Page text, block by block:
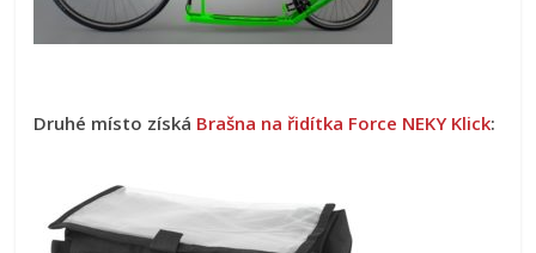
Druhé místo získá Brašna na řidítka Force NEKY Klick: